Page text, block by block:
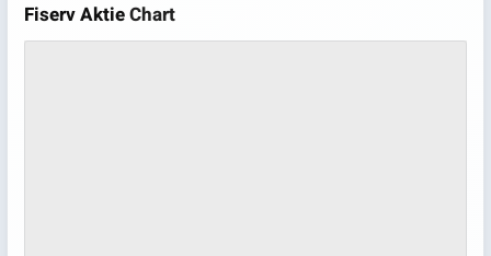
Fiserv AktieChart